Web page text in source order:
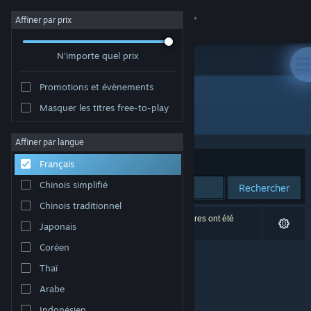
Se connecter
Magasin
À propos
Support
Changer la langue
Télécharger l'application mobile Steam
Voir version ordi. du site
Affiner par prix
N'importe quel prix
Promotions et évènements
Masquer les titres free-to-play
Affiner par langue
Français
Chinois simplifié
Chinois traditionnel
Japonais
Coréen
Thaï
Arabe
Développement : Games Hut
Trier par Pertinence
Rechercher
0 résultats correspondent à votre recherche. 3 titres ont été
exclus selon vos préférences.